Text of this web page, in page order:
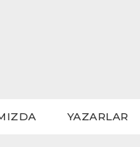
YAZARLAR